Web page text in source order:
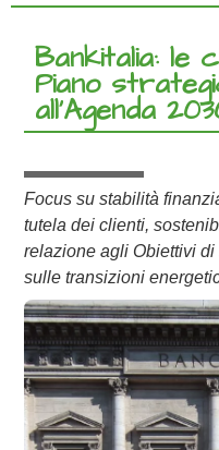
Bankitalia: le
Piano
all’Agenda
Focus su stabilità
tutela dei clienti,
relazione agli Obiettivi
sulle transizioni